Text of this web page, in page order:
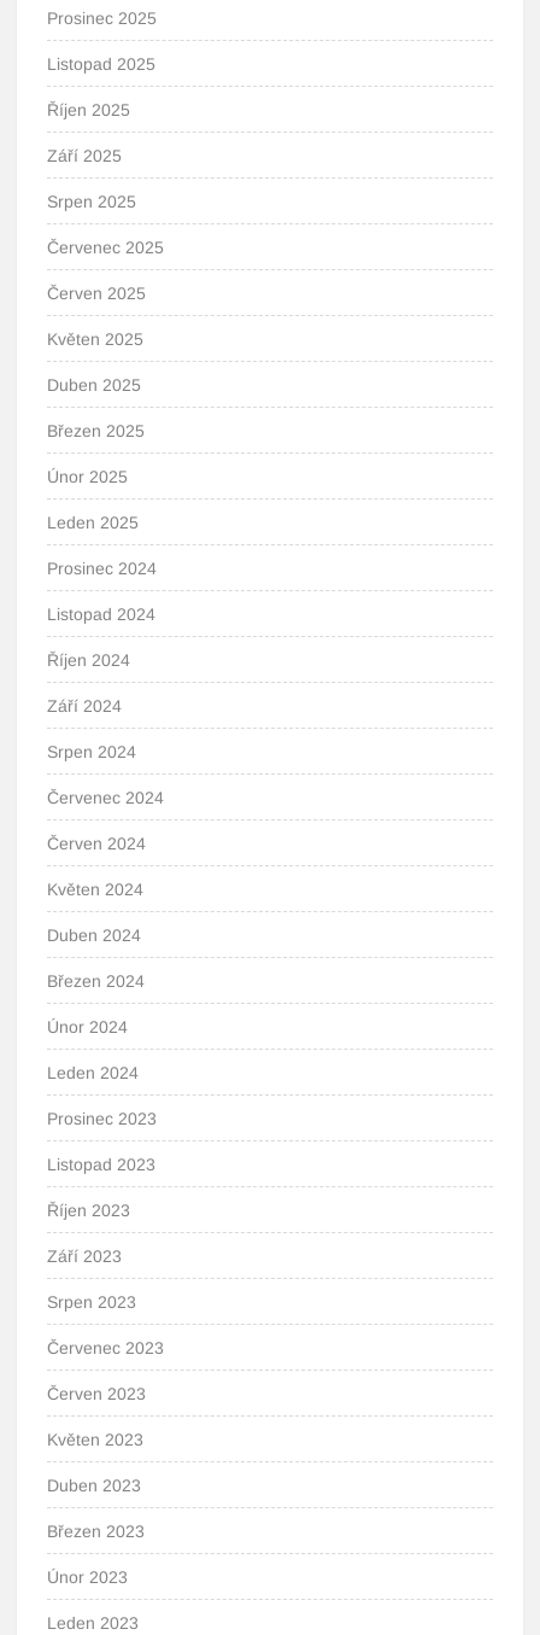
Prosinec 2025
Listopad 2025
Říjen 2025
Září 2025
Srpen 2025
Červenec 2025
Červen 2025
Květen 2025
Duben 2025
Březen 2025
Únor 2025
Leden 2025
Prosinec 2024
Listopad 2024
Říjen 2024
Září 2024
Srpen 2024
Červenec 2024
Červen 2024
Květen 2024
Duben 2024
Březen 2024
Únor 2024
Leden 2024
Prosinec 2023
Listopad 2023
Říjen 2023
Září 2023
Srpen 2023
Červenec 2023
Červen 2023
Květen 2023
Duben 2023
Březen 2023
Únor 2023
Leden 2023